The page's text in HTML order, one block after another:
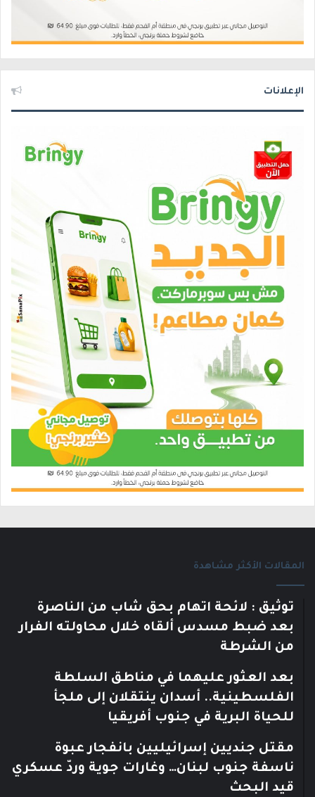
الإعلانات
المقالات الأكثر مشاهدة
توثيق : لائحة اتهام بحق شاب من الناصرة
بعد ضبط مسدس ألقاه خلال محاولته الفرار
من الشرطة
بعد العثور عليهما في مناطق السلطة
الفلسطينية.. أسدان ينتقلان إلى ملجأ
للحياة البرية في جنوب أفريقيا
مقتل جنديين إسرائيليين بانفجار عبوة
ناسفة جنوب لبنان… وغارات جوية وردّ عسكري
قيد البحث